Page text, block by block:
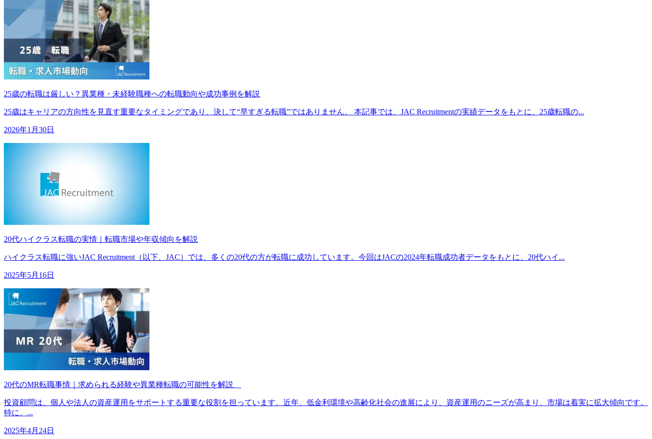
25歳の転職は厳しい？異業種・未経験職種への転職動向や成功事例を解説
25歳はキャリアの方向性を見直す重要なタイミングであり、決して“早すぎる転職”ではありません。 本記事では、JAC Recruitmentの実績データをもとに、25歳転職の...
2026年1月30日
20代ハイクラス転職の実情｜転職市場や年収傾向を解説
ハイクラス転職に強いJAC Recruitment（以下、JAC）では、多くの20代の方が転職に成功しています。今回はJACの2024年転職成功者データをもとに、20代ハイ...
2025年5月16日
20代のMR転職事情｜求められる経験や異業種転職の可能性を解説
投資顧問は、個人や法人の資産運用をサポートする重要な役割を担っています。近年、低金利環境や高齢化社会の進展により、資産運用のニーズが高まり、市場は着実に拡大傾向です。
特に、...
2025年4月24日